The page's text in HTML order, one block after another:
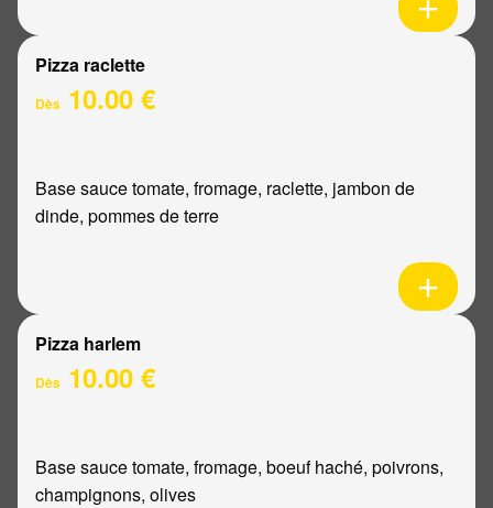
Pizza raclette
Dès 10.00 €
Base sauce tomate, fromage, raclette, jambon de
dinde, pommes de terre
Pizza harlem
Dès 10.00 €
Base sauce tomate, fromage, boeuf haché, poivrons,
champignons, olives